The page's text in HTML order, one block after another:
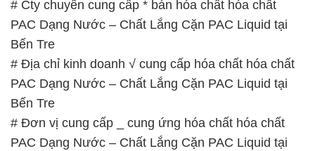
# Cty chuyên cung cấp * bán hóa chất hóa chất
PAC Dạng Nước – Chất Lắng Cặn PAC Liquid tại
Bến Tre
# Địa chỉ kinh doanh √ cung cấp hóa chất hóa chất
PAC Dạng Nước – Chất Lắng Cặn PAC Liquid tại
Bến Tre
# Đơn vị cung cấp _ cung ứng hóa chất hóa chất
PAC Dạng Nước – Chất Lắng Cặn PAC Liquid tại